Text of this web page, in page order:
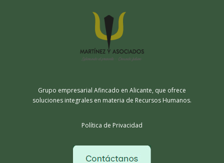
Grupo empresarial Afincado en Alicante, que ofrece
soluciones integrales en materia de Recursos Humanos.
Política de Privacidad